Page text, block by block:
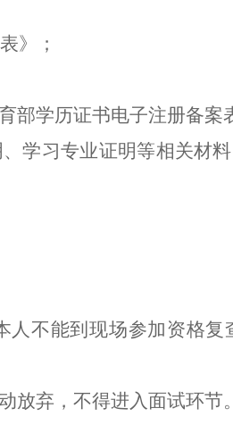
》；
部学历证书电子注册备案
学习专业证明等相关材料
不能到现场参加资格
放弃，不得进入面试环节。